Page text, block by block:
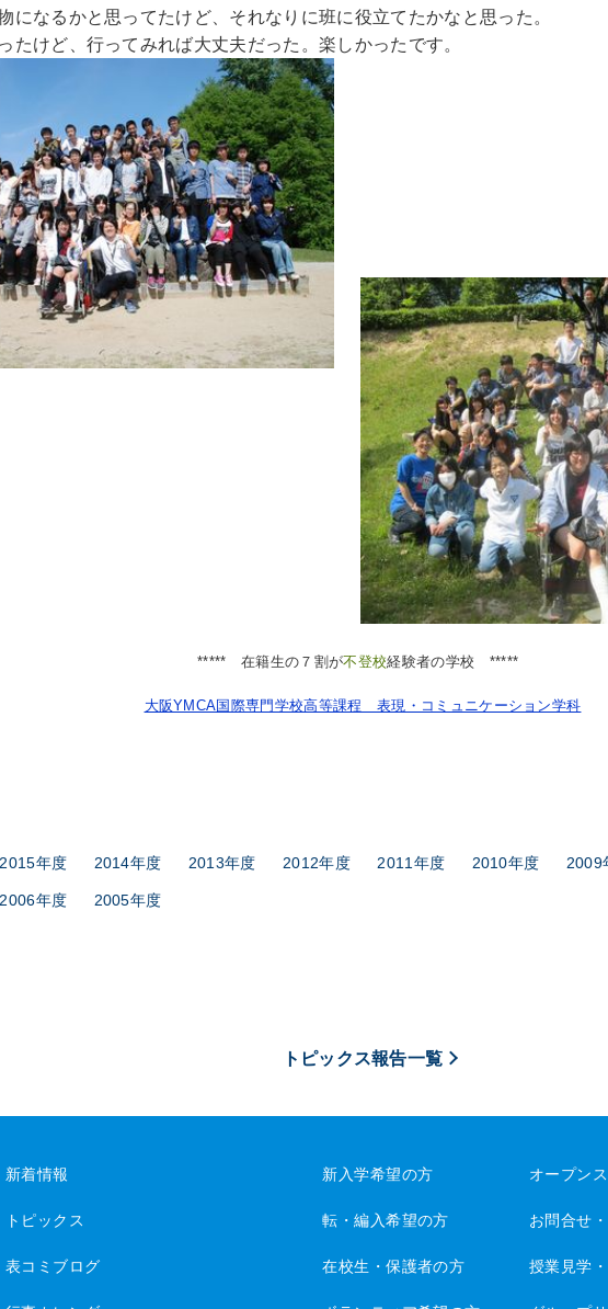
になるかと思ってたけど、それなりに班に役立てたかなと思った。
たけど、行ってみれば大丈夫だった。楽しかったです。
***** 在籍生の７割が不登校経験者の学校 *****
大阪YMCA国際専門学校高等課程 表現・コミュニケーション学科
2015年度 2014年度 2013年度 2012年度 2011年度 2010年度 2009
2006年度 2005年度
トピックス報告一覧
新着情報
トピックス
表コミブログ
新入学希望の方
転・編入希望の方
在校生・保護者の方
オープン
お問合せ
授業見学